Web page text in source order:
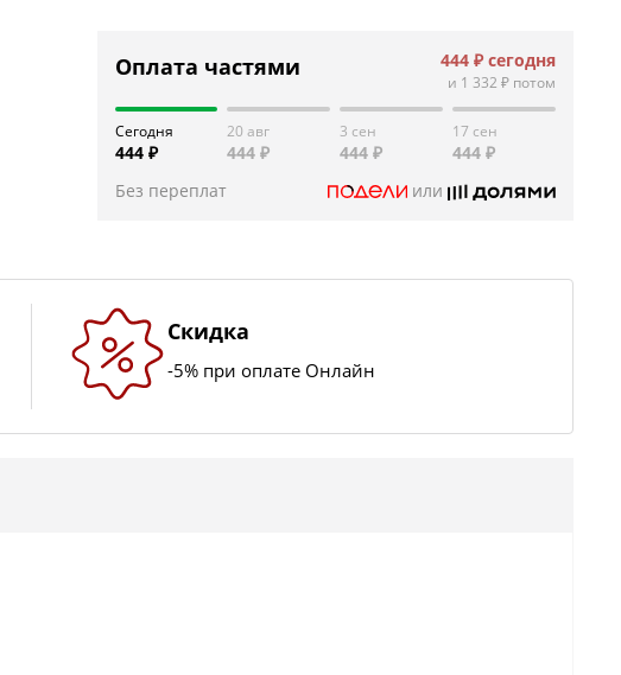
Оплата частями 444 ₽сегодня
и 1 332 ₽потом
Сегодня
444 ₽
20 авг
444 ₽
3 сен
444 ₽
17 сен
444 ₽
Без переплат
или
Скидка
-5% при оплате Онлайн